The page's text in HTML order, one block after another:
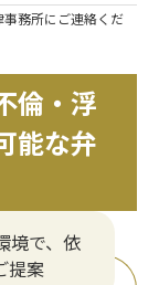
務所にご連絡くだ
倫・浮
能な弁
境で、依
提案